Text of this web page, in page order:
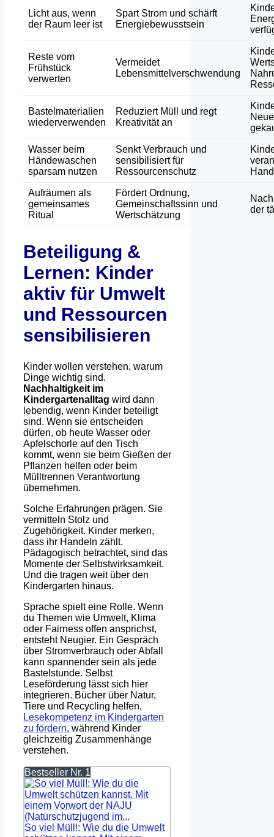
Licht aus, wenn
der Raum leer ist
Spart Strom und schärft
Energiebewusstsein
Reste vom
Frühstück
verwerten
Vermeidet
Lebensmittelverschwendung
Bastelmaterialien
wiederverwenden
Reduziert Müll und regt
Kreativität an
Wasser beim
Händewaschen
sparsam nutzen
Senkt Verbrauch und
sensibilisiert für
Ressourcenschutz
Aufräumen als
gemeinsames
Ritual
Fördert Ordnung,
Gemeinschaftssinn und
Wertschätzung
der
Beteiligung &
Lernen: Kinder
aktiv für Umwelt
und Ressourcen
sensibilisieren
Kinder wollen verstehen, warum
Dinge wichtig sind.
Nachhaltigkeit im
Kindergartenalltag wird dann
lebendig, wenn Kinder beteiligt
sind. Wenn sie entscheiden
dürfen, ob heute Wasser oder
Apfelschorle auf den Tisch
kommt, wenn sie beim Gießen der
Pflanzen helfen oder beim
Mülltrennen Verantwortung
übernehmen.
Solche Erfahrungen prägen. Sie
vermitteln Stolz und
Zugehörigkeit. Kinder merken,
dass ihr Handeln zählt.
Pädagogisch betrachtet, sind das
Momente der Selbstwirksamkeit.
Und die tragen weit über den
Kindergarten hinaus.
Sprache spielt eine Rolle. Wenn
du Themen wie Umwelt, Klima
oder Fairness offen ansprichst,
entsteht Neugier. Ein Gespräch
über Stromverbrauch oder Abfall
kann spannender sein als jede
Bastelstunde. Selbst
Leseförderung lässt sich hier
integrieren. Bücher über Natur,
Tiere und Recycling helfen,
Lesekompetenz im Kindergarten
zu fördern, während Kinder
gleichzeitig Zusammenhänge
verstehen.
Bestseller Nr. 1
So viel Müll!: Wie du die Umwelt